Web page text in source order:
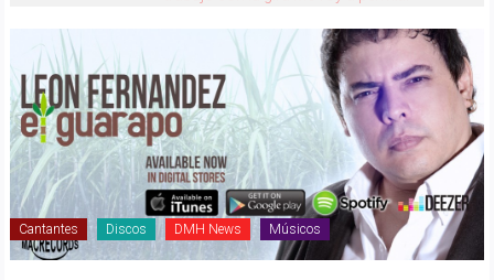
Cantantes Discos DMH News Músicos